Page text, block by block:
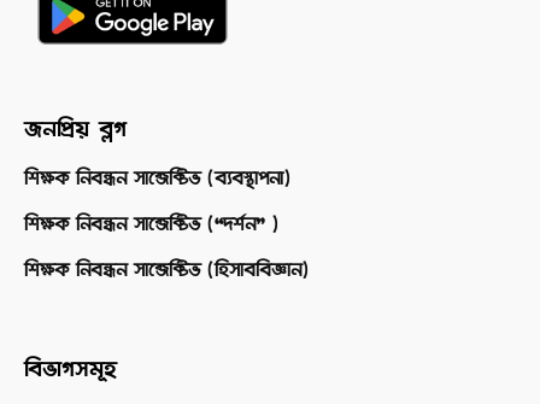
জনপ্রিয় ব্লগ
শিক্ষক নিবন্ধন সাব্জেক্টিভ (ব্যবস্থাপনা)
শিক্ষক নিবন্ধন সাব্জেক্টিভ (“দর্শন” )
শিক্ষক নিবন্ধন সাব্জেক্টিভ (হিসাববিজ্ঞান)
বিভাগসমূহ